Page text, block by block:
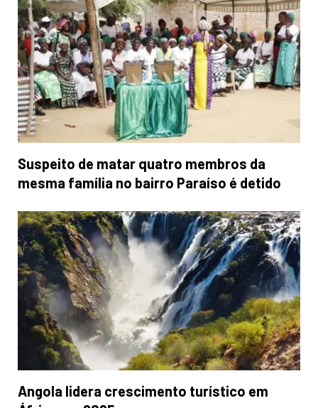
Suspeito de matar quatro membros da
mesma família no bairro Paraíso é detido
Angola lidera crescimento turístico em